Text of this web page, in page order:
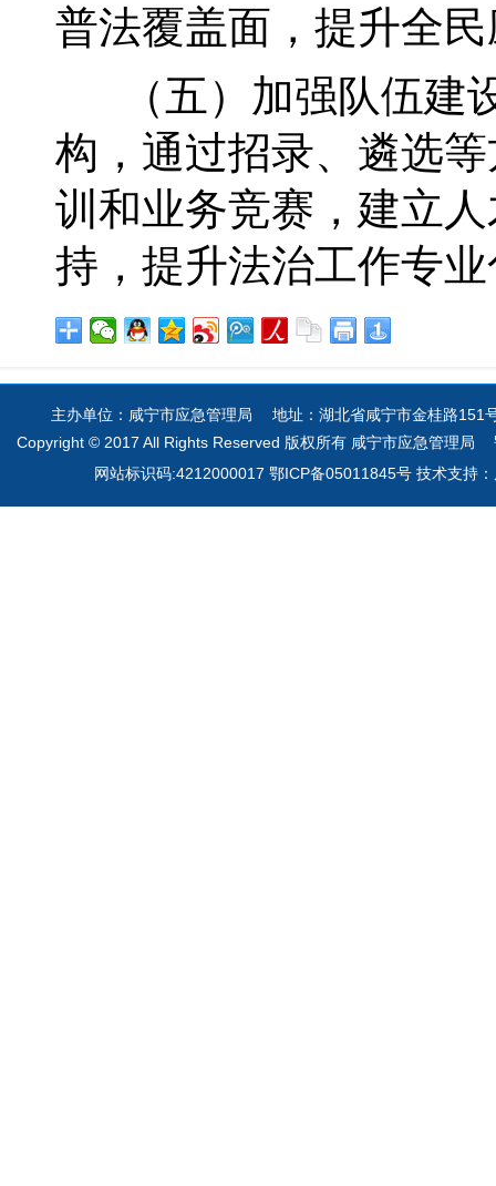
普法覆盖面，提升全
（五）加强队伍建
构，通过招录、遴选
训和业务竞赛，建立
持，提升法治工作专
主办单位：咸宁市应急管理局 地址：湖北省咸宁市金桂路
Copyright © 2017 All Rights Reserved 版权所有 咸宁市应急管理局
网站标识码:4212000017 鄂ICP备05011845号 技术支持